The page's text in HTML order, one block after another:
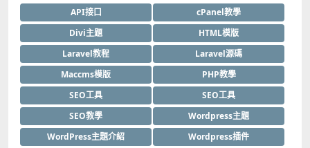
API接口
cPanel教學
Divi主題
HTML模版
Laravel教程
Laravel源碼
Maccms模版
PHP教學
SEO工具
SEO工具
SEO教學
Wordpress主題
WordPress主題介紹
Wordpress插件